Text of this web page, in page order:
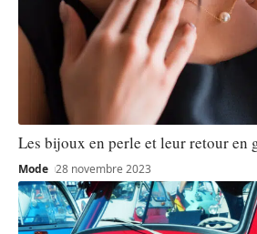
Les bijoux en perle et leur retour en
Mode 28 novembre 2023